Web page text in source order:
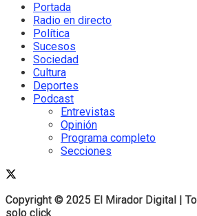
Copyright © 2025 El Mirador Digital |
solo click
Portada
Radio en directo
Política
Sucesos
Sociedad
Cultura
Deportes
Podcast
Entrevistas
Opinión
Programa completo
Secciones
Copyright © 2025 El Mirador Digital |
solo click